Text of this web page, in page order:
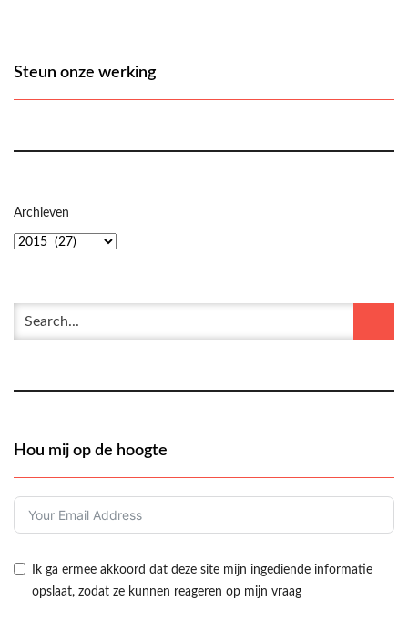
Steun onze werking
Archieven
Hou mij op de hoogte
Ik ga ermee akkoord dat deze site mijn ingediende informatie
opslaat, zodat ze kunnen reageren op mijn vraag